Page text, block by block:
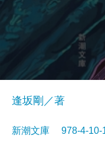
逢坂剛／著
新潮文庫 978-4-